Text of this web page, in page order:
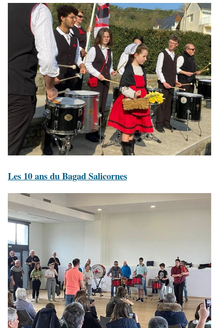
Les 10 ans du Bagad Salicornes